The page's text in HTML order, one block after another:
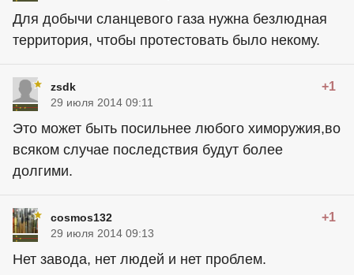
Для добычи сланцевого газа нужна безлюдная
территория, чтобы протестовать было некому.
zsdk +1
29 июля 2014 09:11
Это может быть посильнее любого химоружия,во
всяком случае последствия будут более
долгими.
cosmos132 +1
29 июля 2014 09:13
Нет завода, нет людей и нет проблем.